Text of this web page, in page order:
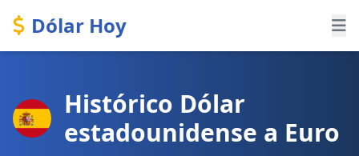
Dólar Hoy
Histórico Dólar
estadounidense a Euro